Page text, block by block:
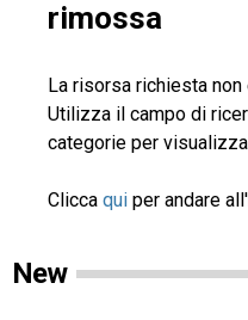
rimossa
La risorsa richiesta
Utilizza il campo di
categorie per
Clicca qui per andare
New